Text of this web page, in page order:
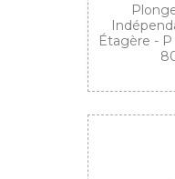
Étagère -